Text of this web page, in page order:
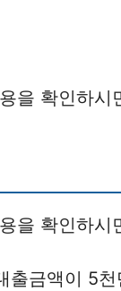
을 확인하
을 확인하시
출금액이 5